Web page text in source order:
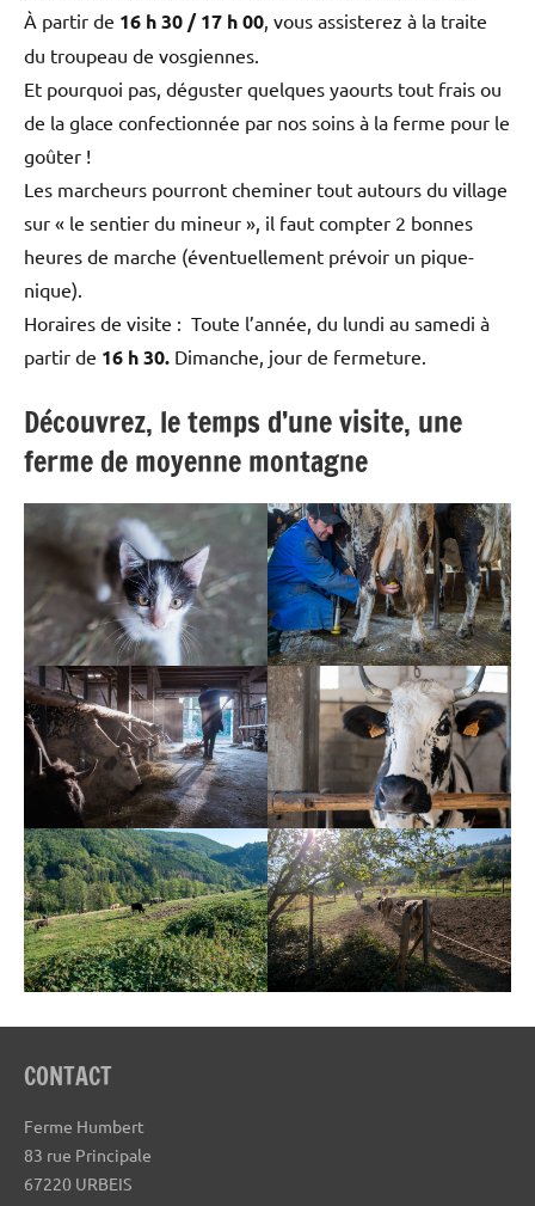
À partir de 16 h 30 / 17 h 00 , vous assisterez à la traite
du troupeau de vosgiennes.
Et pourquoi pas, déguster quelques yaourts tout frais ou
de la glace confectionnée par nos soins à la ferme pour le
goûter !
Les marcheurs pourront cheminer tout autours du village
sur « le sentier du mineur », il faut compter 2 bonnes
heures de marche (éventuellement prévoir un pique-
nique).
Horaires de visite : Toute l’année, du lundi au samedi à
partir de 16 h 30. Dimanche, jour de fermeture.
Découvrez, le temps d’une visite, une
ferme de moyenne montagne
CONTACT
Ferme Humbert
83 rue Principale
67220 URBEIS